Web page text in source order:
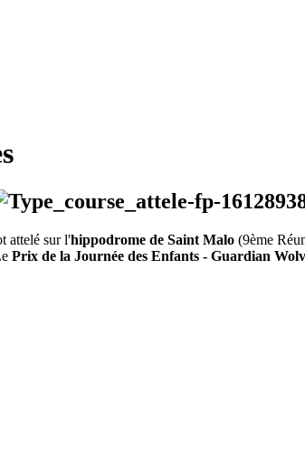
attelé sur l'hippodrome de Saint Malo (9ème
Prix de la Journée des Enfants - Guardian